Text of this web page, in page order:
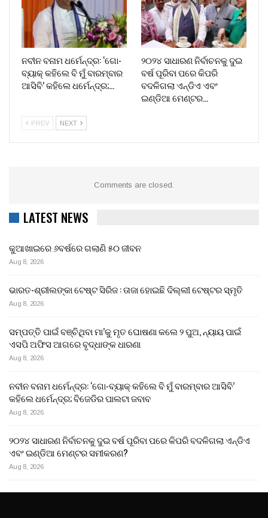
ନବୀନ ବନାମ ଧର୍ମେନ୍ଦ୍ର: ‘ଗୋ-
ବ୍ୟାକ୍ କହିଲେ ବି ମୁଁ ବାରମ୍ବାର
ଆସିବି’ କହିଲେ ଧର୍ମେନ୍ଦ୍ର;…
୨୦୨୪ ସାଧାରଣ ନିର୍ବାଚନକୁ ଦୁଇ
ବର୍ଷ ପୂରିବା ପରେ କିପରି
ବଦଳିଗଲା ଏନ୍‌ଡିଏ ଏବଂ
ଇଣ୍ଡିଆ ମେଣ୍ଟର…
PREV NEXT
Comments are closed.
LATEST NEWS
କୁଆଖାଇରେ ୬ବର୍ଷରେ ଗଲାଣି ୫୦ ଜୀବନ
Aug 8, 2026
ଭାରତ-ଶ୍ରୀଲଙ୍କା ଟେଷ୍ଟ ସିରିଜ : ତାଜା ହୋଇଛି ଦିଲ୍ଲୀ ଟେଷ୍ଟର ସ୍ମୃତି
Aug 8, 2026
ସମ୍ପତ୍ତି ପାଇଁ ବଞ୍ଚିଥିବା ମା’କୁ ମୃତ ଘୋଷଣା କଲେ ୨ ପୁଅ, ନ୍ୟାୟ ପାଇଁ
ଏସପି ଅଫିସ ଆଗରେ ବୃଦ୍ଧାଙ୍କ ଧାରଣା
Aug 8, 2026
ନବୀନ ବନାମ ଧର୍ମେନ୍ଦ୍ର: ‘ଗୋ-ବ୍ୟାକ୍ କହିଲେ ବି ମୁଁ ବାରମ୍ବାର ଆସିବି’
କହିଲେ ଧର୍ମେନ୍ଦ୍ର; ବିଜେଡିର ପାଲଟା ଜବାବ
Aug 8, 2026
୨୦୨୪ ସାଧାରଣ ନିର୍ବାଚନକୁ ଦୁଇ ବର୍ଷ ପୂରିବା ପରେ କିପରି ବଦଳିଗଲା ଏନ୍‌ଡିଏ
ଏବଂ ଇଣ୍ଡିଆ ମେଣ୍ଟର ସମୀକରଣ?
Aug 8, 2026